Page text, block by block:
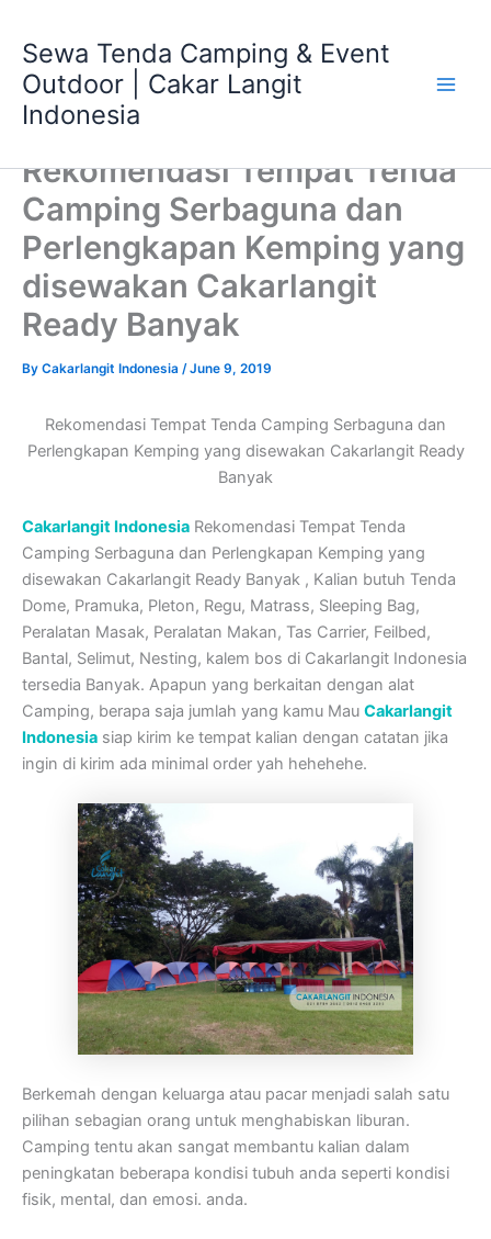
content
Sewa Tenda Camping & Event
Outdoor | Cakar Langit
Indonesia
Rekomendasi Tempat Tenda
Camping Serbaguna dan
Perlengkapan Kemping yang
disewakan Cakarlangit
Ready Banyak
By Cakarlangit Indonesia /June 9, 2019
Rekomendasi Tempat Tenda Camping Serbaguna dan
Perlengkapan Kemping yang disewakan Cakarlangit Ready
Banyak
Cakarlangit Indonesia Rekomendasi Tempat Tenda
Camping Serbaguna dan Perlengkapan Kemping yang
disewakan Cakarlangit Ready Banyak , Kalian butuh Tenda
Dome, Pramuka, Pleton, Regu, Matrass, Sleeping Bag,
Peralatan Masak, Peralatan Makan, Tas Carrier, Feilbed,
Bantal, Selimut, Nesting, kalem bos di Cakarlangit Indonesia
tersedia Banyak. Apapun yang berkaitan dengan alat
Camping, berapa saja jumlah yang kamu Mau Cakarlangit
Indonesia siap kirim ke tempat kalian dengan catatan jika
ingin di kirim ada minimal order yah hehehehe.
Berkemah dengan keluarga atau pacar menjadi salah satu
pilihan sebagian orang untuk menghabiskan liburan.
Camping tentu akan sangat membantu kalian dalam
peningkatan beberapa kondisi tubuh anda seperti kondisi
fisik, mental, dan emosi. anda.